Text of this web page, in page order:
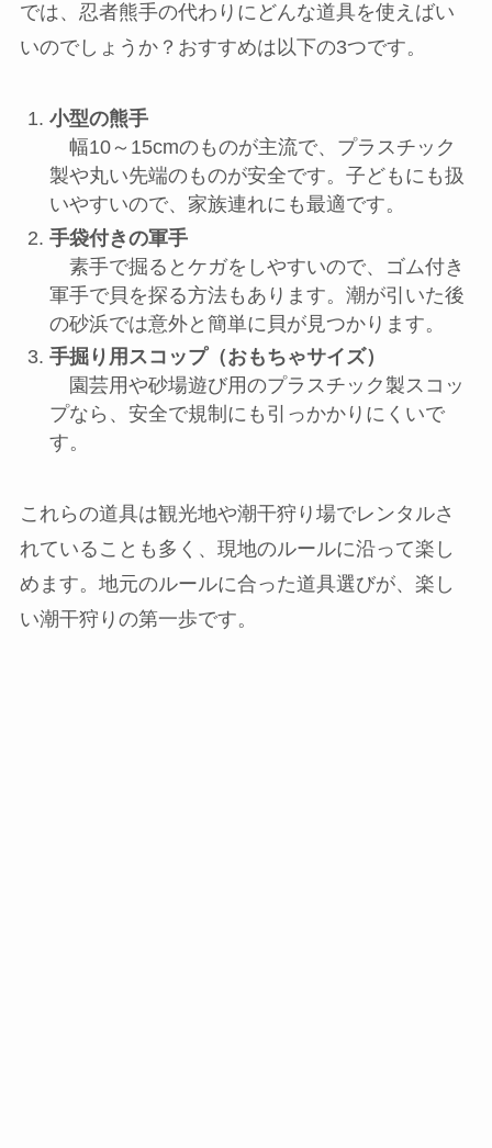
では、忍者熊手の代わりにどんな道具を使えばい
いのでしょうか？おすすめは以下の3つです。
小型の熊手
幅10～15cmのものが主流で、プラスチック
製や丸い先端のものが安全です。子どもにも扱
いやすいので、家族連れにも最適です。
手袋付きの軍手
素手で掘るとケガをしやすいので、ゴム付き
軍手で貝を探る方法もあります。潮が引いた後
の砂浜では意外と簡単に貝が見つかります。
手掘り用スコップ（おもちゃサイズ）
園芸用や砂場遊び用のプラスチック製スコッ
プなら、安全で規制にも引っかかりにくいで
す。
これらの道具は観光地や潮干狩り場でレンタルさ
れていることも多く、現地のルールに沿って楽し
めます。地元のルールに合った道具選びが、楽し
い潮干狩りの第一歩です。